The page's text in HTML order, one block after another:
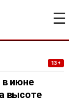
☰
13+
в июне
высоте